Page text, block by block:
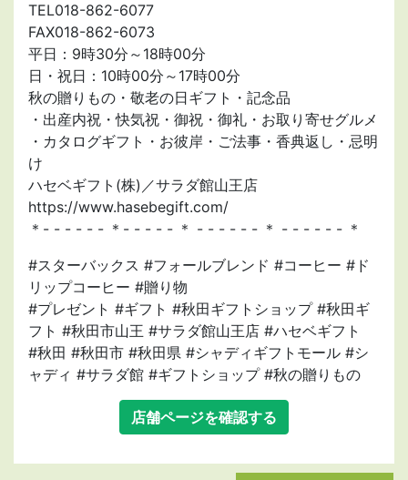
TEL018-862-6077
FAX018-862-6073
平日：9時30分～18時00分
日・祝日：10時00分～17時00分
秋の贈りもの・敬老の日ギフト・記念品
・出産内祝・快気祝・御祝・御礼・お取り寄せグルメ
・カタログギフト・お彼岸・ご法事・香典返し・忌明
け
ハセベギフト(株)／サラダ館山王店
https://www.hasebegift.com/
＊- - - - - - ＊- - - - - ＊ - - - - - - ＊ - - - - - - ＊
#スターバックス #フォールブレンド #コーヒー #ド
リップコーヒー #贈り物
#プレゼント #ギフト #秋田ギフトショップ #秋田ギ
フト #秋田市山王 #サラダ館山王店 #ハセベギフト
#秋田 #秋田市 #秋田県 #シャディギフトモール #シ
ャディ #サラダ館 #ギフトショップ #秋の贈りもの
店舗ページを確認する